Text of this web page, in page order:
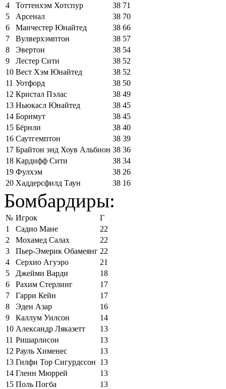
4
Тоттенхэм Хотспур 38 71
5
Арсенал 38 70
6
Манчестер Юнайтед 38 66
7
Вулверхэмптон 38 57
8
Эвертон 38 54
9
Лестер Сити 38 52
10 Вест Хэм Юнайтед 38 52
11 Уотфорд 38 50
12 Кристал Пэлас 38 49
13 Ньюкасл Юнайтед 38 45
14 Борнмут 38 45
15 Бёрнли 38 40
16 Саутгемптон 38 39
17 Брайтон энд Хоув Альбион 38 36
18 Кардифф Сити 38 34
19 Фулхэм 38 26
20 Хаддерсфилд Таун 38 16
Бомбардиры:
№ Игрок
Г
1
Садио Мане
22
2
Мохамед Салах
22
3
Пьер-Эмерик Обамеянг 22
4
Серхио Агуэро
21
5
Джейми Варди
18
6
Рахим Стерлинг
17
7
Гарри Кейн
17
8
Эден Азар
16
9
Каллум Уилсон
14
10 Александр Ляказетт
13
11 Ришарлисон
13
12 Рауль Хименес
13
13 Гилфи Тор Сигурдссон 13
14 Гленн Мюррей
13
15 Поль Погба 13